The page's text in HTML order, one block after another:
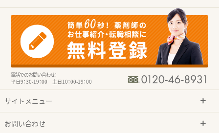
電話でのお問い合わせ：
平日9：30-19：00 土日10：00-19：00
サイトメニュー
お問い合わせ